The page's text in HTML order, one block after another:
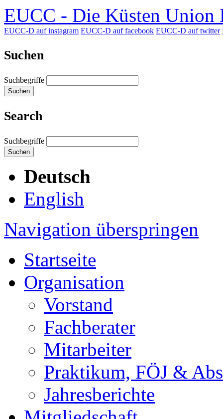
EUCC - Die Küsten Union
EUCC-D auf instagram EUCC-D auf facebook EUCC-D auf twitter
Suchen
Suchbegriffe
Suchen
Search
Suchbegriffe
Suchen
Deutsch
English
Navigation überspringen
Startseite
Organisation
Vorstand
Fachberater
Mitarbeiter
Praktikum, FÖJ &
Jahresberichte